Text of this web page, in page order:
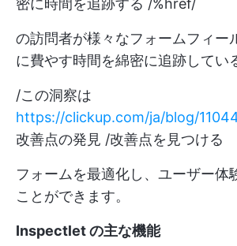
密に時間を追跡する /%href/
の訪問者が様々なフォームフィー
に費やす時間を綿密に追跡してい
/この洞察は
https://clickup.com/ja/blog/
改善点の発見 /改善点を見つける
フォームを最適化し、ユーザー体
ことができます。
Inspectlet の主な機能